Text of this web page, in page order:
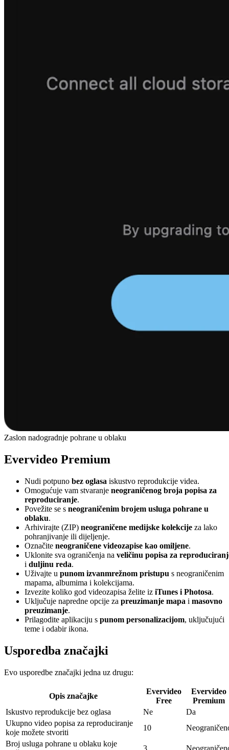
Zaslon nadogradnje pohrane u oblaku
Evervideo Premium
Nudi potpuno bez oglasa iskustvo reprodukcije videa.
Omogućuje vam stvaranje neograničenog broja popisa za
reproduciranje.
Povežite se s neograničenim brojem usluga pohrane u
oblaku.
Arhivirajte (ZIP) neograničene medijske kolekcije za lako
pohranjivanje ili dijeljenje.
Označite neograničene videozapise kao omiljene.
Uklonite sva ograničenja na veličinu popisa za
i duljinu reda.
Uživajte u punom izvanmrežnom pristupu s neograničenim
mapama, albumima i kolekcijama.
Izvezite koliko god videozapisa želite iz iTunes i Photosa.
Uključuje napredne opcije za preuzimanje mapa i masovno
preuzimanje.
Prilagodite aplikaciju s punom personalizacijom, uključujući
teme i odabir ikona.
Usporedba značajki
Evo usporedbe značajki jedna uz drugu:
Opis značajke
Evervideo
Free
Evervideo
Premium
Iskustvo reprodukcije bez oglasa
Ne
Da
Ukupno video popisa za reproduciranje
koje možete stvoriti
10
Broj usluga pohrane u oblaku koje
3